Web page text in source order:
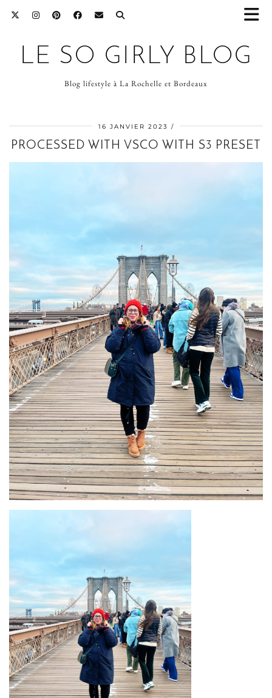
LE SO GIRLY BLOG
Blog lifestyle à La Rochelle et Bordeaux
16 JANVIER 2023
PROCESSED WITH VSCO WITH S3 PRESET